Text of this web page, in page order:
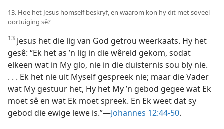
13. Hoe het Jesus homself beskryf, en waarom kon hy dit met soveel
oortuiging sê?
13 Jesus het die lig van God getrou weerkaats. Hy het
gesê: “Ek het as ’n lig in die wêreld gekom, sodat
elkeen wat in My glo, nie in die duisternis sou bly nie.
. . . Ek het nie uit Myself gespreek nie; maar die Vader
wat My gestuur het, Hy het My ’n gebod gegee wat Ek
moet sê en wat Ek moet spreek. En Ek weet dat sy
gebod die ewige lewe is.”—Johannes 12:44-50.